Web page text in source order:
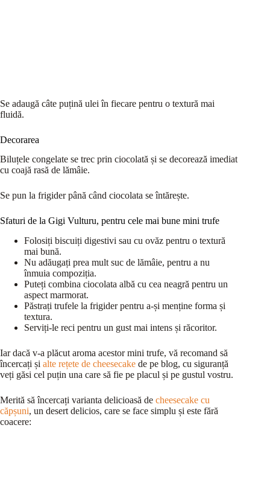
Se adaugă câte puțină ulei în fiecare pentru o textură mai
fluidă.
Decorarea
Biluțele congelate se trec prin ciocolată și se decorează imediat
cu coajă rasă de lămâie.
Se pun la frigider până când ciocolata se întărește.
Sfaturi de la Gigi Vulturu, pentru cele mai bune mini trufe
Folosiți biscuiți digestivi sau cu ovăz pentru o textură
mai bună.
Nu adăugați prea mult suc de lămâie, pentru a nu
înmuia compoziția.
Puteți combina ciocolata albă cu cea neagră pentru un
aspect marmorat.
Păstrați trufele la frigider pentru a-și menține forma și
textura.
Serviți-le reci pentru un gust mai intens și răcoritor.
Iar dacă v-a plăcut aroma acestor mini trufe, vă recomand să
încercați și alte rețete de cheesecake de pe blog, cu siguranță
veți găsi cel puțin una care să fie pe placul și pe gustul vostru.
Merită să încercați varianta delicioasă de cheesecake cu
căpșuni, un desert delicios, care se face simplu și este fără
coacere: